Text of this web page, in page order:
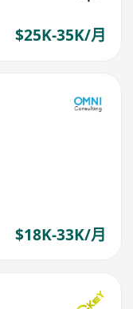
$25K-35K/月
$18K-33K/月